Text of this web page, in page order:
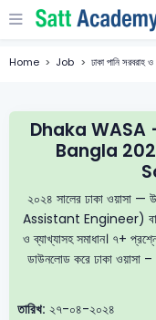
Home Job ঢাকা পানি
Dhaka
Bangla
২০২৪ সালের ঢাকা
Assistant Engineer) বাংলা
ও ব্যাখ্যাসহ সমাধান। ৭+
ডাউনলোড করে ঢাকা ওয়াসা
তারিখ: ২৭-০৪-২০২৪